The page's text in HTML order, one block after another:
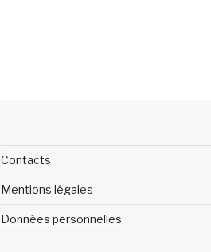
Contacts
Mentions légales
Données personnelles